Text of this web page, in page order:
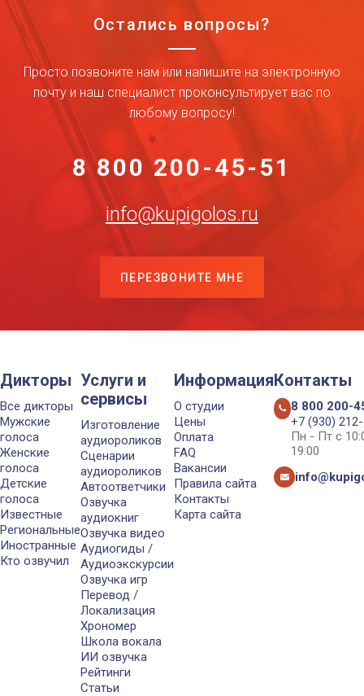
Остались вопросы?
Просто позвоните нам или напишите на электронную
почту и наш специалист проконсультирует вас по
любому вопросу!
8 800 200-45-51
info@kupigolos.ru
ПЕРЕЗВОНИТЕ МНЕ
Дикторы
Все дикторы
Мужские
голоса
Женские
голоса
Детские
голоса
Известные
Региональные
Иностранные
Кто озвучил
Услуги и
сервисы
Изготовление
аудиороликов
Сценарии
аудиороликов
Автоответчики
Озвучка
аудиокниг
Озвучка видео
Аудиогиды /
Аудиоэкскурсии
Озвучка игр
Перевод /
Локализация
Хрономер
Школа вокала
ИИ озвучка
Рейтинги
Статьи
Информация
О студии
Цены
Оплата
FAQ
Вакансии
Правила сайта
Контакты
Карта сайта
Контакты
8 800 200-
+7 (930)
Пн - Пт с
19:00